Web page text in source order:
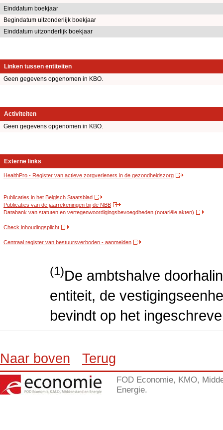
Einddatum boekjaar
Begindatum uitzonderlijk boekjaar
Einddatum uitzonderlijk boekjaar
Linken tussen entiteiten
Geen gegevens opgenomen in KBO.
Activiteiten
Geen gegevens opgenomen in KBO.
Externe links
HealthPro - Register van actieve zorgverleners in de gezondheidszorg
Publicaties in het Belgisch Staatsblad
Publicaties van de jaarrekeningen bij de NBB
Databank van statuten en vertegenwoordigingsbevoegdheden (notariële akten)
Check inhoudingsplicht
Centraal register van bestuursverboden - aanmelden
(1)De ambtshalve
entiteit, de
bevindt op het
Naar boven Terug
FOD Economie, KMO,
Energie.